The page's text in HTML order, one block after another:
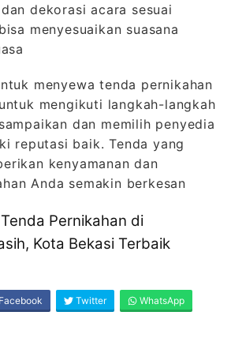
dekorasi acara sesuai
menyesuaikan suasana
menyewa tenda pernikahan
mengikuti langkah-langkah
dan memilih penyedia
reputasi baik. Tenda yang
kenyamanan dan
Anda semakin berkesan
Pernikahan di
Kota Bekasi Terbaik
Facebook Twitter WhatsApp